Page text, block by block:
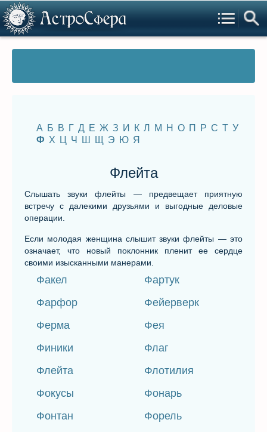
А Б В Г Д Е Ж З И К Л М Н О П Р С Т У
Ф Х Ц Ч Ш Щ Э Ю Я
Флейта
Слышать звуки флейты — предвещает приятную
встречу с далекими друзьями и выгодные деловые
операции.
Если молодая женщина слышит звуки флейты — это
означает, что новый поклонник пленит ее сердце
своими изысканными манерами.
Факел
Фартук
Фарфор
Фейерверк
Ферма
Фея
Финики
Флаг
Флейта
Флотилия
Фокусы
Фонарь
Фонтан
Форель